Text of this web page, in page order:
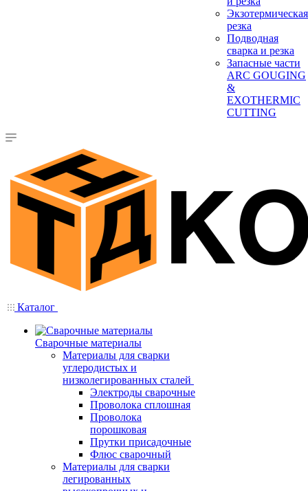
Экзотермическая
резка
Подводная
сварка и резка
Запасные части
ARC GOUGING
&
EXOTHERMIC
CUTTING
Каталог
Сварочные материалы
Материалы для сварки
углеродистых и
низколегированных сталей
Электроды сварочные
Проволока сплошная
Проволока
порошковая
Прутки присадочные
Флюс сварочный
Материалы для сварки
легированных